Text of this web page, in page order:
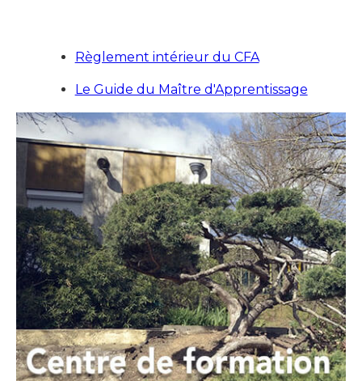
Règlement intérieur du CFA
Le Guide du Maître d'Apprentissage